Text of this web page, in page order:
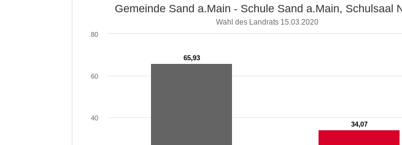
Gemeinde Sand a.Main - Schule Sand a.Main, Schulsaal
Wahl des Landrats 15.03.2020
65,93
65,93
34,07
34,07
40
60
80